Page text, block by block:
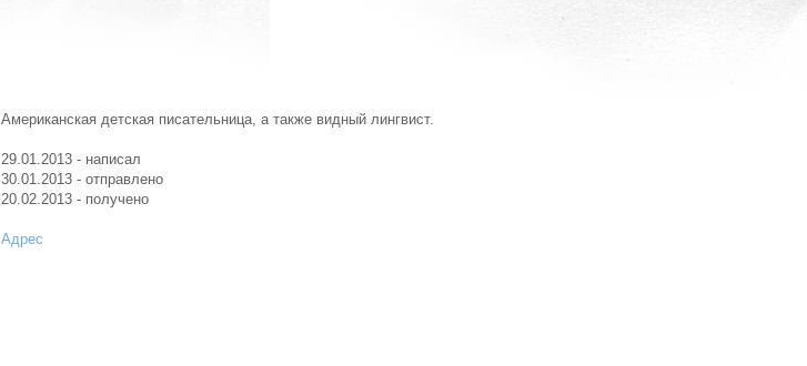
Американская детская писательница, а также видный лингвист.
29.01.2013 - написал
30.01.2013 - отправлено
20.02.2013 - получено
Адрес